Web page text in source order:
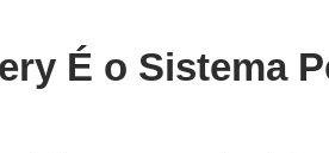
É o Sistema